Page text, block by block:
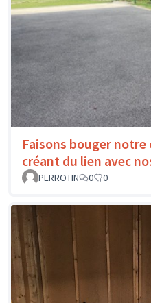
Faisons bouger
créant du lien avec
PERROTIN
0 0